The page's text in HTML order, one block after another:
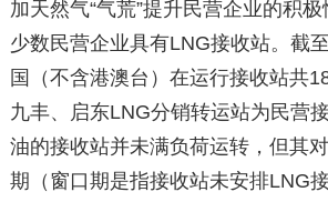
加天然气“气荒”提升民营企业的积
少数民营企业具有LNG接收站。截
国（不含港澳台）在运行接收站共
九丰、启东LNG分销转运站为民营
油的接收站并未满负荷运转，但其
期（窗口期是指接收站未安排LNG